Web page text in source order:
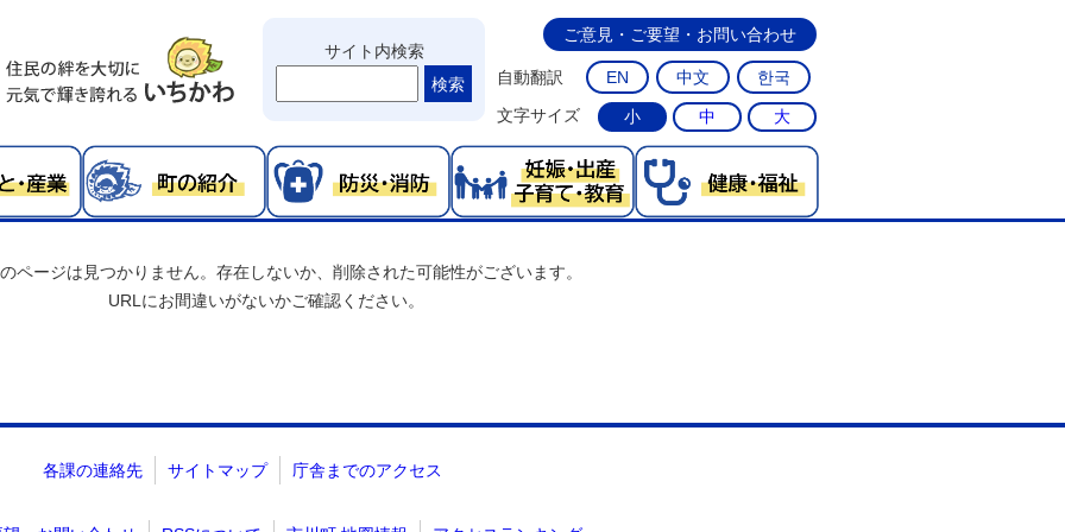
サイト内検索
検索
ご意見・ご要望・お問い合わせ
自動翻訳 EN 中文
한국
文字サイズ
小 中 大
ページは見つかりません。存在しないか、削除された可能性がございます。
URLにお間違いがないかご確認ください。
各課の連絡先 サイトマップ 庁舎までのアクセス